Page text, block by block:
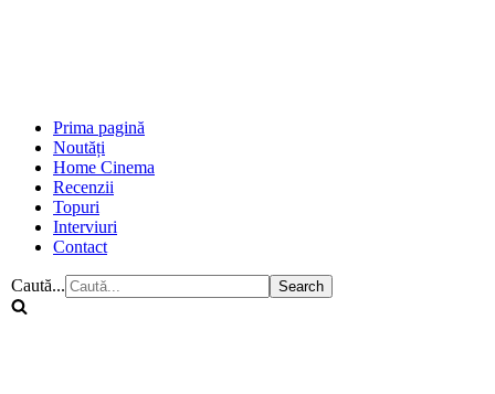
Prima pagină
Noutăți
Home Cinema
Recenzii
Topuri
Interviuri
Contact
Caută...